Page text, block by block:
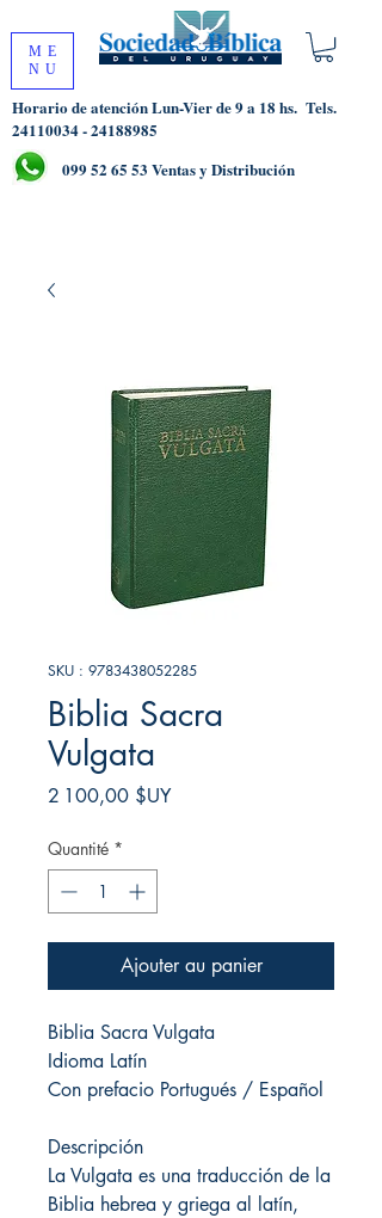
ME
NU
Horario de atención Lun-Vier de 9 a 18 hs. Tels.
24110034 - 24188985
099 52 65 53 Ventas y Distribución
SKU : 9783438052285
Biblia Sacra
Vulgata
2 100,00 $UYPrix
Quantité *
Ajouter au panier
Biblia Sacra Vulgata
Idioma Latín
Con prefacio Portugués / Español
Descripción
La Vulgata es una traducción de la
Biblia hebrea y griega al latín,